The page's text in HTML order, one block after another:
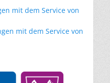
mit dem Service von
mit dem Service von